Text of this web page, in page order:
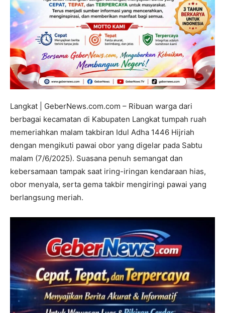
Langkat | GeberNews.com.com – Ribuan warga dari
berbagai kecamatan di Kabupaten Langkat tumpah ruah
memeriahkan malam takbiran Idul Adha 1446 Hijriah
dengan mengikuti pawai obor yang digelar pada Sabtu
malam (7/6/2025). Suasana penuh semangat dan
kebersamaan tampak saat iring-iringan kendaraan hias,
obor menyala, serta gema takbir mengiringi pawai yang
berlangsung meriah.